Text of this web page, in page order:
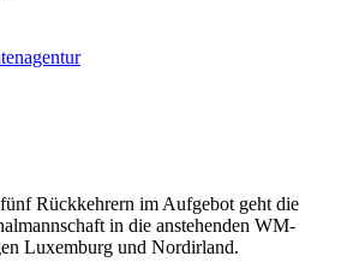
Rückkehrern im Aufgebot geht die
in die anstehenden WM-
Luxemburg und Nordirland.